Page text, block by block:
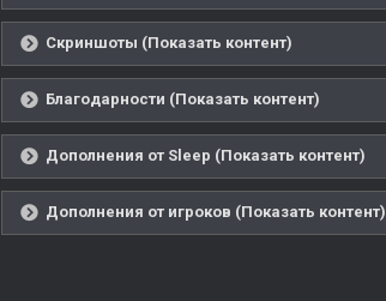
Скриншоты (Показать контент)
Благодарности (Показать контент)
Дополнения от Sleep (Показать контент)
Дополнения от игроков (Показать контент)